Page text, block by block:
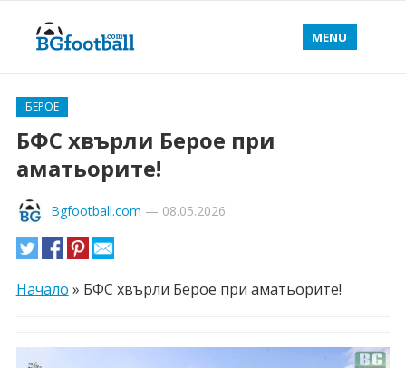
MENU
БЕРОЕ
БФС хвърли Берое при
аматьорите!
Bgfootball.com — 08.05.2026
Начало » БФС хвърли Берое при аматьорите!